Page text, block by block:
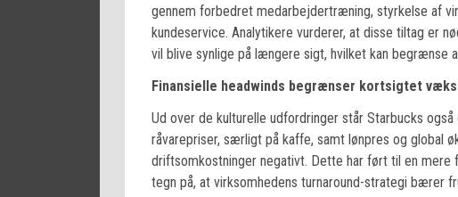
gennem forbedret medarbejdertræning, styrkelse af
kundeservice. Analytikere vurderer, at disse tiltag er
vil blive synlige på længere sigt, hvilket kan begrænse
Finansielle headwinds begrænser kortsigtet
Ud over de kulturelle udfordringer står Starbucks
råvarepriser, særligt på kaffe, samt lønpres og global
driftsomkostninger negativt. Dette har ført til en
tegn på, at virksomhedens turnaround-strategi bærer